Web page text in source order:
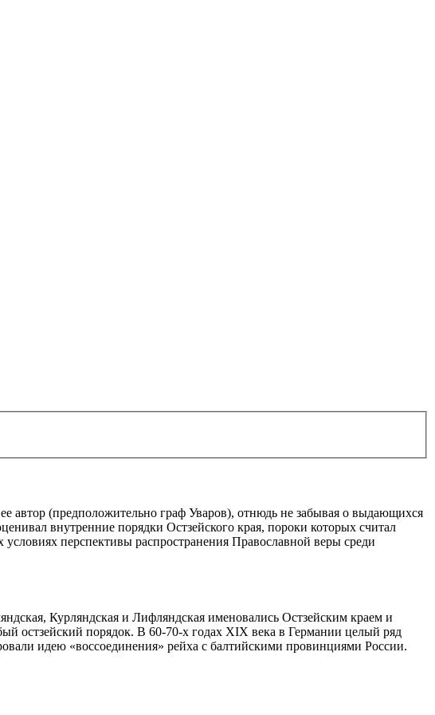
(предположительно граф Уваров), отнюдь не забывая о выдающихся
внутренние порядки Остзейского края, пороки которых считал
перспективы распространения Православной веры среди
Курляндская и Лифляндская именовались Остзейским краем и
остзейский порядок. В 60-70-х годах XIX века в Германии целый ряд
идею «воссоединения» рейха с балтийскими провинциями России.